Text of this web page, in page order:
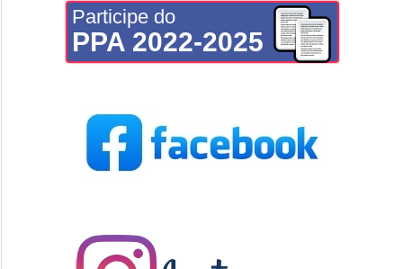
Participe do
PPA 2022-2025